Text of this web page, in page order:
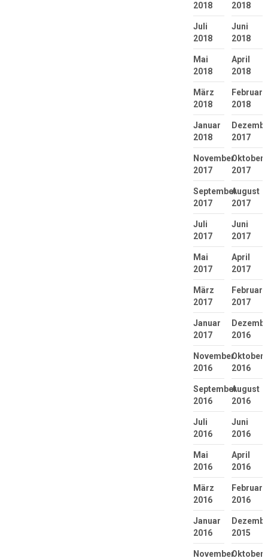
2018
2018
Juli
2018
Juni
2018
Mai
2018
April
2018
März
2018
Februar
2018
Januar
2018
2017
November
2017
Oktober
2017
September
2017
August
2017
Juli
2017
Juni
2017
Mai
2017
April
2017
März
2017
Februar
2017
Januar
2017
2016
November
2016
Oktober
2016
September
2016
August
2016
Juli
2016
Juni
2016
Mai
2016
April
2016
März
2016
Februar
2016
Januar
2016
2015
NovemberOktober